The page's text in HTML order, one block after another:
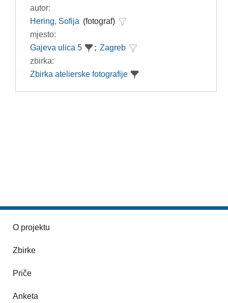
autor:
Hering, Sofija (fotograf)
mjesto:
Gajeva ulica 5
; Zagreb
zbirka:
Zbirka atelierske fotografije
O projektu
Zbirke
Priče
Anketa